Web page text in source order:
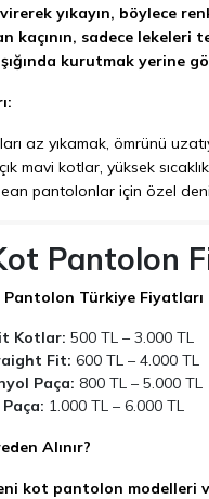
yıkayın, böylece
kaçının, sadece
kurutmak yerine
az yıkamak, ömrünü
mavi kotlar, yüksek
pantolonlar için özel
Pantolon
Türkiye Fiyatları
Kotlar: 500 TL – 3.000 TL
Fit: 600 TL – 4.000 TL
Paça: 800 TL – 5.000 TL
1.000 TL – 6.000 TL
Alınır?
kot pantolon modelleri